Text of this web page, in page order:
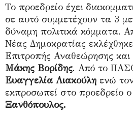
Το προεδρείο έχει
σε αυτό συμμετέχουν τα 3
δύναμη πολιτικά κόμματα.
Νέας Δημοκρατίας
Επιτροπής Αναθεώρησης και
Μάκης Βορίδης. Από το
Ευαγγελία Λιακούλη ενώ
εκπροσωπεί στο προεδρείο ο
Ξανθόπουλος.